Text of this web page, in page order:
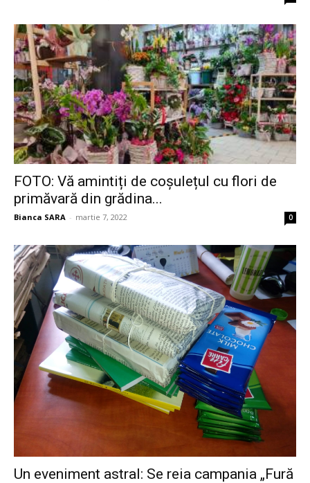
FOTO: Vă amintiți de coșulețul cu flori de
primăvară din grădina...
Bianca SARA - martie 7, 2022 0
Un eveniment astral: Se reia campania „Fură